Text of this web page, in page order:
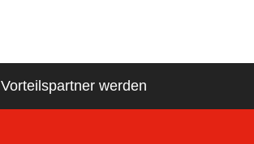
Vorteilspartner werden